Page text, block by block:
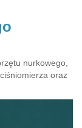
nurkowego,
oraz